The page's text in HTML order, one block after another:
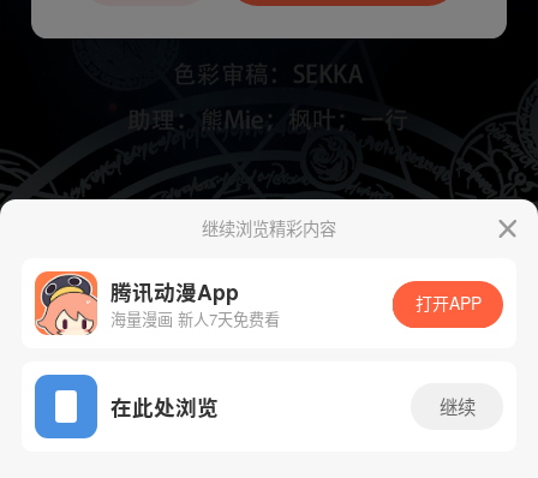
App免费看
下一话 腾漫App免费看
继续浏览精彩内容
腾讯动漫App
海量漫画 新人7天免费看
打开APP
在此处浏览 继续